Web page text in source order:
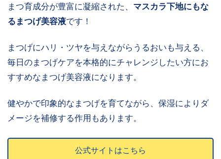
まつ育成分が豊富に凝縮された、 マスカラ下地にもな
るまつげ美容液です！
まつげにハリ・ツヤを与えながらうるおいも与える、
毎日のまつげケアを本格的にチャレンジしたい方にお
すすめなまつげ美容液になります。
健やかで印象的なまつげを育てながら、保湿によりダ
メージを補修する作用もあります。
公式サイトはこちら